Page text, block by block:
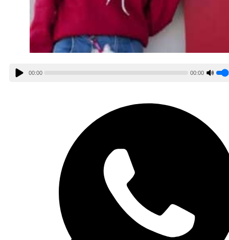
00:00 00:00